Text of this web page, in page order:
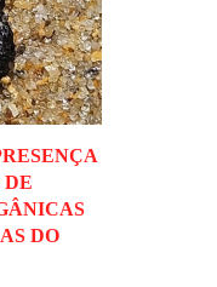
DE
DO